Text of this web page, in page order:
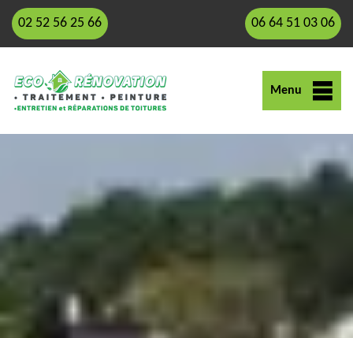
02 52 56 25 66 06 64 51 03 06
Menu